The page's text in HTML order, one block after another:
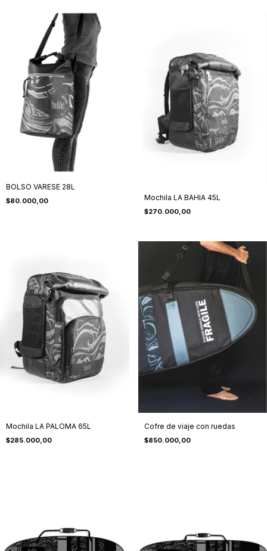
BOLSO VARESE 28L
$80.000,00 Mochila LA BAHIA 45L
$270.000,00
Mochila LA PALOMA 65L
$285.000,00
Cofre de viaje con ruedas
$850.000,00